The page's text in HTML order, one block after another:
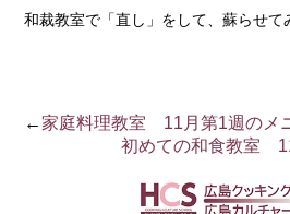
和裁教室で「直し」をして、蘇らせて
←家庭料理教室 11月第1週のメ
初めての和食教室